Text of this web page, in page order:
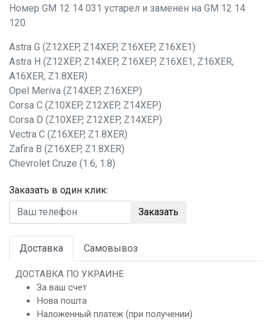
Номер GM 12 14 031 устарел и заменен на GM 12 14
120.
Astra G (Z12XEP, Z14XEP, Z16XEP, Z16XE1)
Astra H (Z12XEP, Z14XEP, Z16XEP, Z16XE1, Z16XER,
A16XER, Z1.8XER)
Opel Meriva (Z14XEP, Z16XEP)
Corsa C (Z10XEP, Z12XEP, Z14XEP)
Corsa D (Z10XEP, Z12XEP, Z14XEP)
Vectra C (Z16XEP, Z1.8XER)
Zafira B (Z16XEP, Z1.8XER)
Chevrolet Cruze (1.6, 1.8)
Заказать в один клик:
Заказать
Доставка Самовывоз
ДОСТАВКА ПО УКРАИНЕ
За ваш счет
Нова пошта
Наложенный платеж (при получении)